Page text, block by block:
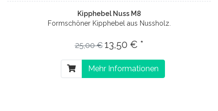
Kipphebel Nuss M8
Formschöner Kipphebel aus Nussholz.
25,00 € 13,50 € *
Mehr Informationen